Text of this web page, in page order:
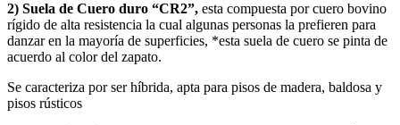
2) Suela de Cuero duro “CR2”, esta compuesta por cuero bovino
rígido de alta resistencia la cual algunas personas la prefieren para
danzar en la mayoría de superficies, *esta suela de cuero se pinta de
acuerdo al color del zapato.
Se caracteriza por ser híbrida, apta para pisos de madera, baldosa y
pisos rústicos